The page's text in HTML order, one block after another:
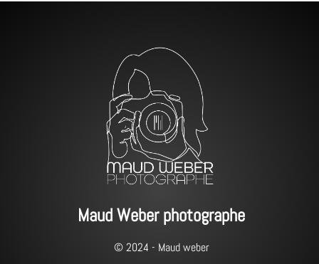
Maud Weber photographe
© 2024 - Maud weber